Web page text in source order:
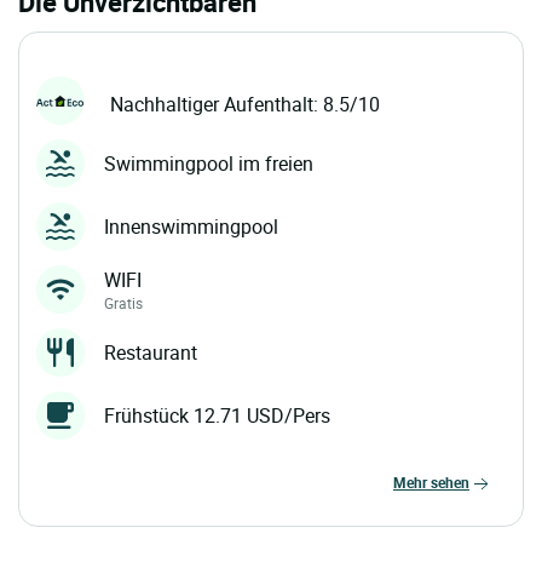
Nachhaltiger Aufenthalt: 8.5/10
Swimmingpool im freien
Innenswimmingpool
WIFI
Gratis
Restaurant
Frühstück 12.71 USD/Pers
mehr sehen